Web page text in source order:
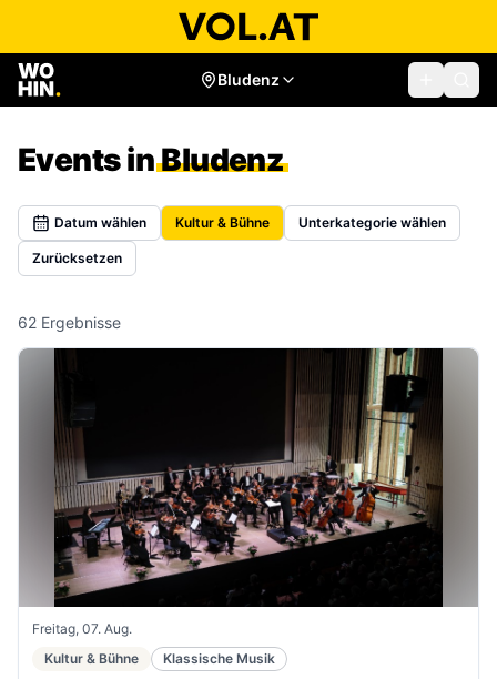
Bludenz
Events inBludenz
Datum wählen Kultur & Bühne Unterkategorie wählen
Zurücksetzen
62 Ergebnisse
Freitag, 07. Aug.
Kultur & Bühne
Klassische Musik